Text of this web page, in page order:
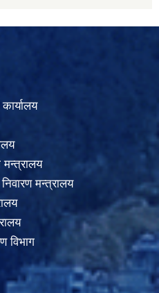
मन्त्रालय
मन्त्रालय
विभाग